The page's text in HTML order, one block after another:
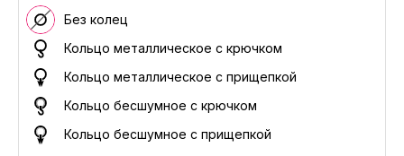
Без колец
Кольцо металлическое с крючком
Кольцо металлическое с прищепкой
Кольцо бесшумное с крючком
Кольцо бесшумное с прищепкой